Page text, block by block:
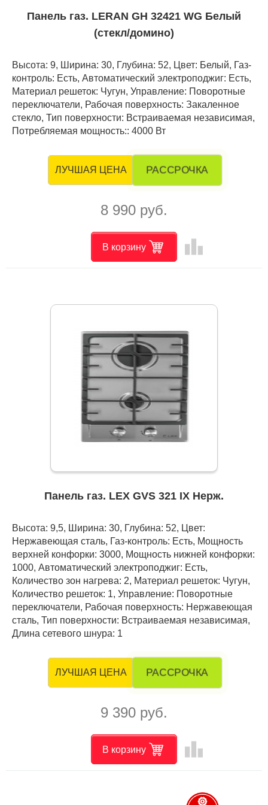
Панель газ. LERAN GH 32421 WG Белый
(стекл/домино)
Высота: 9, Ширина: 30, Глубина: 52, Цвет: Белый, Газ-
контроль: Есть, Автоматический электроподжиг: Есть,
Материал решеток: Чугун, Управление: Поворотные
переключатели, Рабочая поверхность: Закаленное
стекло, Тип поверхности: Встраиваемая независимая,
Потребляемая мощность:: 4000 Вт
ЛУЧШАЯ ЦЕНА РАССРОЧКА
8 990 руб.
В корзину leaderboard
Панель газ. LEX GVS 321 IX Нерж.
Высота: 9,5, Ширина: 30, Глубина: 52, Цвет:
Нержавеющая сталь, Газ-контроль: Есть, Мощность
верхней конфорки: 3000, Мощность нижней конфорки:
1000, Автоматический электроподжиг: Есть,
Количество зон нагрева: 2, Материал решеток: Чугун,
Количество решеток: 1, Управление: Поворотные
переключатели, Рабочая поверхность: Нержавеющая
сталь, Тип поверхности: Встраиваемая независимая,
Длина сетевого шнура: 1
ЛУЧШАЯ ЦЕНА РАССРОЧКА
9 390 руб.
В корзину leaderboard